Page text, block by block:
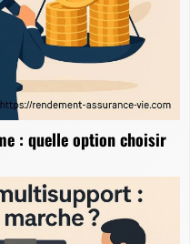
: quelle option choisir